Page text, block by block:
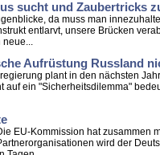
sucht und Zaubertricks
da muss man
entlarvt, unsere Brücken
neue...
Aufrüstung Russland
plant in den nächsten
auf ein "Sicherheitsdilemma"
EU-Kommission hat
wird der